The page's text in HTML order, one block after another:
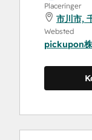
Placeringer
市川市,
Websted
pickupon